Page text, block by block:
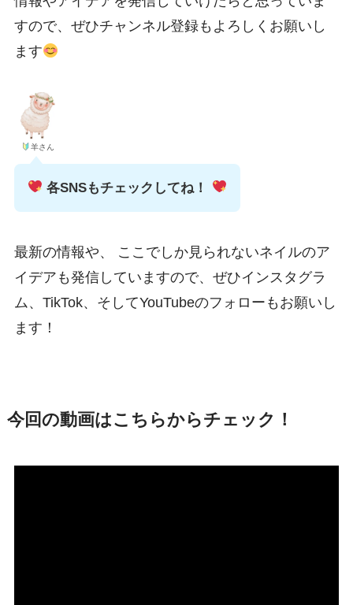
すので、ぜひチャンネル登録もよろしくお願いし
ます
羊さん
各SNSもチェックしてね！
最新の情報や、 ここでしか見られないネイルのア
イデアも発信していますので、ぜひインスタグラ
ム、TikTok、そしてYouTubeのフォローもお願いし
ます！
今回の動画はこちらからチェック！